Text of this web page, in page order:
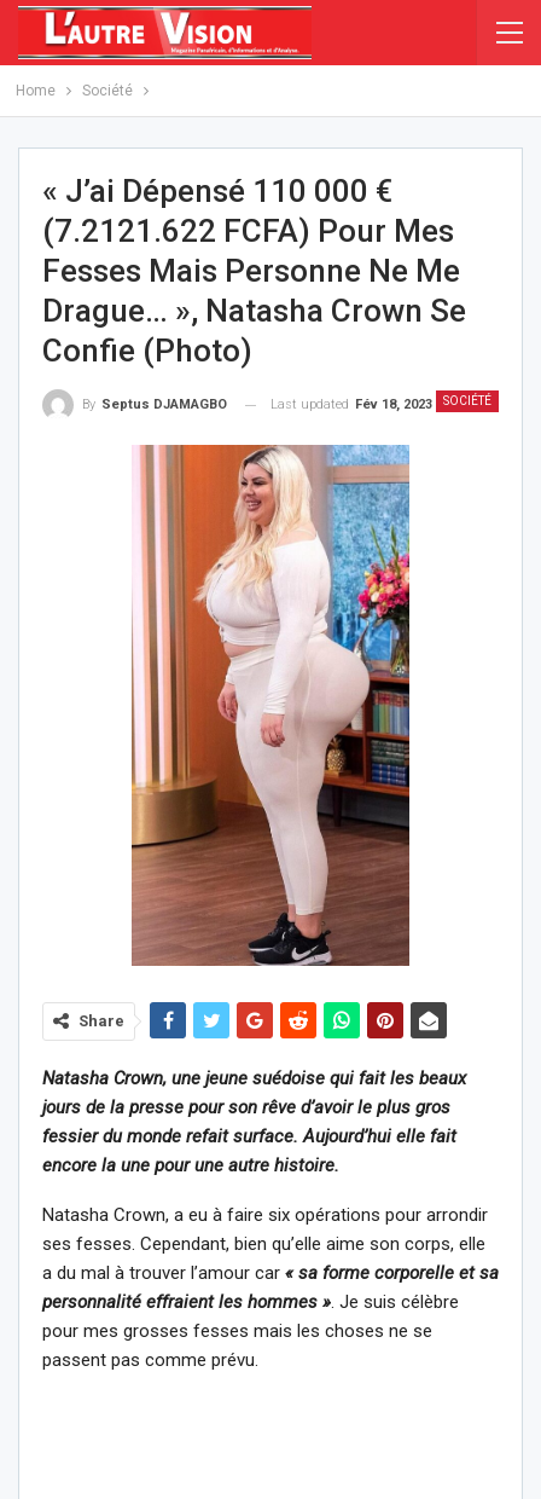
Home Société
« J’ai Dépensé 110 000 €
(7.2121.622 FCFA) Pour Mes
Fesses Mais Personne Ne Me
Drague… », Natasha Crown Se
Confie (photo)
SOCIÉTÉ
By Septus DJAMAGBO Last updated Fév 18, 2023
Share
Natasha Crown, une jeune suédoise qui fait les beaux
jours de la presse pour son rêve d’avoir le plus gros
fessier du monde refait surface. Aujourd’hui elle fait
encore la une pour une autre histoire.
Natasha Crown, a eu à faire six opérations pour arrondir
ses fesses. Cependant, bien qu’elle aime son corps, elle
a du mal à trouver l’amour car « sa forme corporelle et sa
personnalité effraient les hommes ». Je suis célèbre
pour mes grosses fesses mais les choses ne se
passent pas comme prévu.